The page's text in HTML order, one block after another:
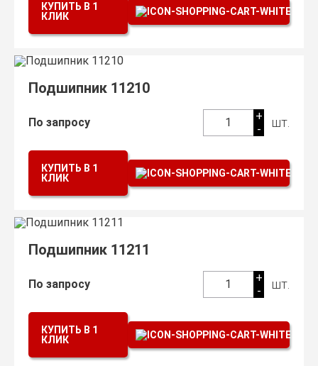
КУПИТЬ В 1
КЛИК
Подшипник 11210
По запросу 1
+
-
шт.
КУПИТЬ В 1
КЛИК
Подшипник 11211
По запросу 1
+
-
шт.
КУПИТЬ В 1
КЛИК